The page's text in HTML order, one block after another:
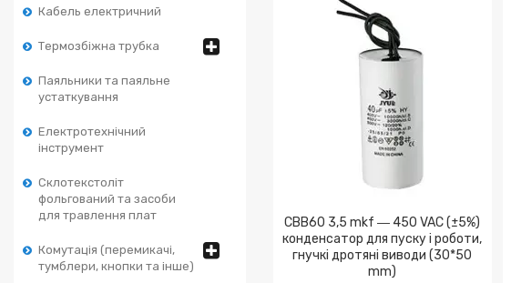
Кабель електричний
Термозбіжна трубка
Паяльники та паяльне
устаткування
Електротехнічний
інструмент
Склотекстоліт
фольгований та засоби
для травлення плат
Комутація (перемикачі,
тумблери, кнопки та інше)
CBB60 3,5 mkf ― 450 VAC (±5%)
конденсатор для пуску і роботи,
гнучкі дротяні виводи (30*50
mm)